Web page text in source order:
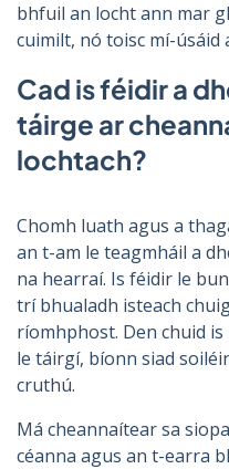
bhfuil an locht ann mar
cuimilt, nó toisc mí-úsáid
Cad is féidir a
táirge ar
lochtach?
Chomh luath agus a
an t-am le teagmháil a
na hearraí. Is féidir le
trí bhualadh isteach
ríomhphost. Den chuid
le táirgí, bíonn siad
cruthú.
Má cheannaítear sa
céanna agus an t-earra